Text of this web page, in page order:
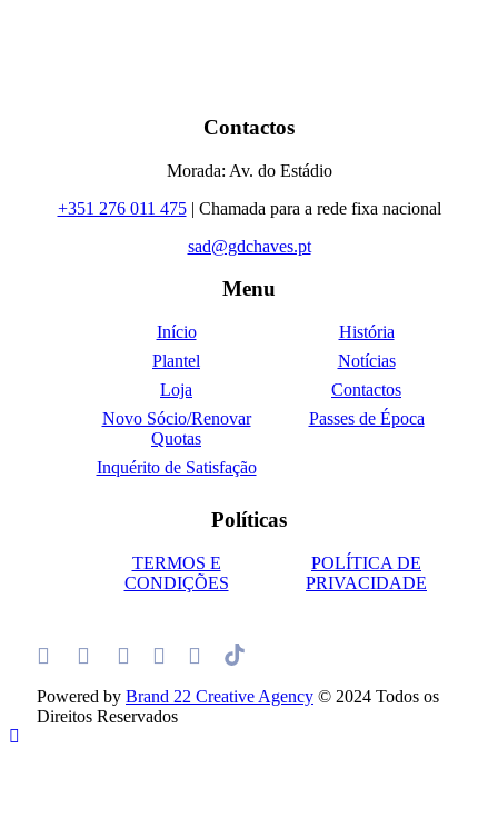
Contactos
Morada: Av. do Estádio
+351 276 011 475| Chamada para a rede fixa nacional
sad@gdchaves.pt
Menu
Início
História
Plantel
Notícias
Loja
Contactos
Novo Sócio/Renovar
Quotas
Passes de Época
Inquérito de Satisfação
Políticas
TERMOS E
CONDIÇÕES
POLÍTICA DE
PRIVACIDADE
Powered by Brand 22 Creative Agency © 2024 Todos os
Direitos Reservados